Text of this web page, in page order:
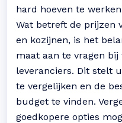
hard hoeven te
Wat betreft de prijzen
en kozijnen, is het
maat aan te vragen bij
leveranciers. Dit stelt
te vergelijken en de
budget te vinden.
goedkopere opties